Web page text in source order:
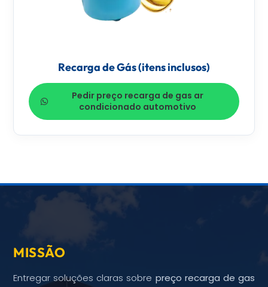
Recarga de Gás (itens inclusos)
Pedir preço recarga de gas ar
condicionado automotivo
MISSÃO
Entregar soluções claras sobre preço recarga de gas